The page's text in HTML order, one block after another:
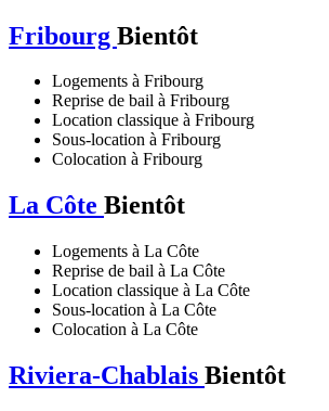
Fribourg Bientôt
Logements à Fribourg
Reprise de bail à Fribourg
Location classique à Fribourg
Sous-location à Fribourg
Colocation à Fribourg
La Côte Bientôt
Logements à La Côte
Reprise de bail à La Côte
Location classique à La Côte
Sous-location à La Côte
Colocation à La Côte
Riviera-Chablais Bientôt